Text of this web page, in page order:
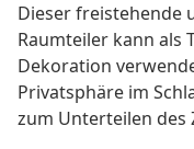
Dieser freistehende
Raumteiler kann als
Dekoration
Privatsphäre im
zum Unterteilen des